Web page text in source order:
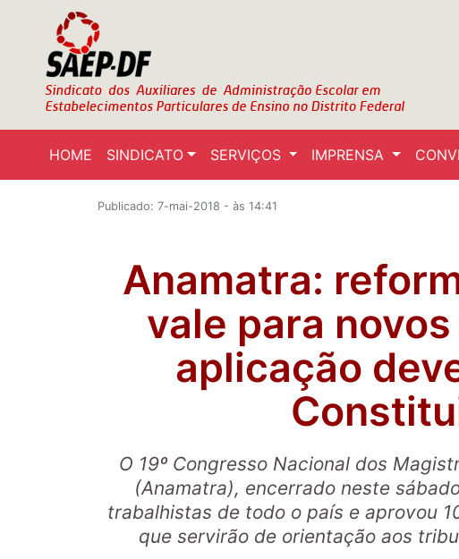
HOME SINDICATO SERVIÇOS IMPRENSA
Publicado: 7-mai-2018 - às 14:41
Anamatra:
vale para
aplicação
O 19º Congresso Nacional dos
(Anamatra), encerrado neste
trabalhistas de todo o país e aprovou
que servirão de orientação aos